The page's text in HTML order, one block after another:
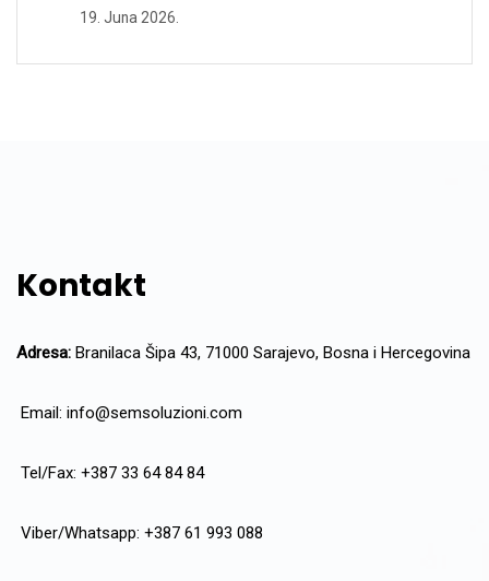
19. Juna 2026.
Kontakt
Adresa: Branilaca Šipa 43, 71000 Sarajevo, Bosna i Hercegovina
Email: info@semsoluzioni.com
Tel/Fax: +387 33 64 84 84
Viber/Whatsapp: +387 61 993 088